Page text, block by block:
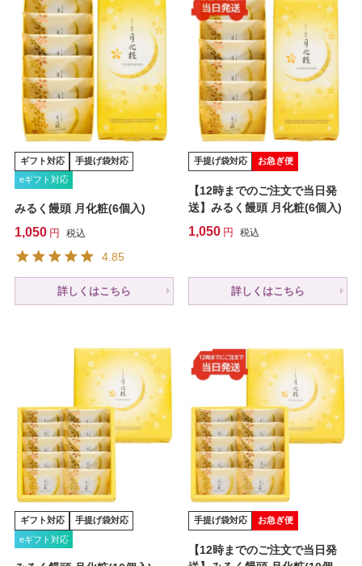
ギフト対応
手提げ袋対応
eギフト対応
みるく饅頭 月化粧(6個入)
1,050 税込
4.85
詳しくはこちら
手提げ袋対応 お急ぎ便
【12時までのご注文で当日発
送】みるく饅頭 月化粧(6個入)
1,050 税込
詳しくはこちら
ギフト対応
手提げ袋対応
eギフト対応
手提げ袋対応 お急ぎ便
【12時までのご注文で当日発